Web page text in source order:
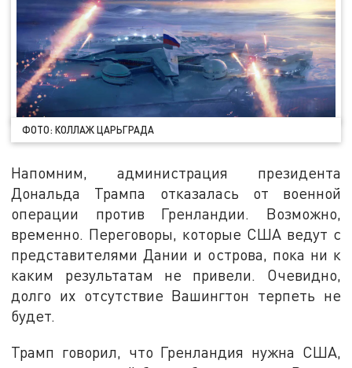
ФОТО: КОЛЛАЖ ЦАРЬГРАДА
Напомним, администрация президента
Дональда Трампа отказалась от военной
операции против Гренландии. Возможно,
временно. Переговоры, которые США ведут с
представителями Дании и острова, пока ни к
каким результатам не привели. Очевидно,
долго их отсутствие Вашингтон терпеть не
будет.
Трамп говорил, что Гренландия нужна США,